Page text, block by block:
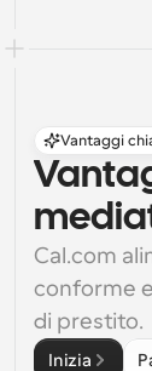
Vantaggi
Cal.com
conforme
di prestito.
Inizia